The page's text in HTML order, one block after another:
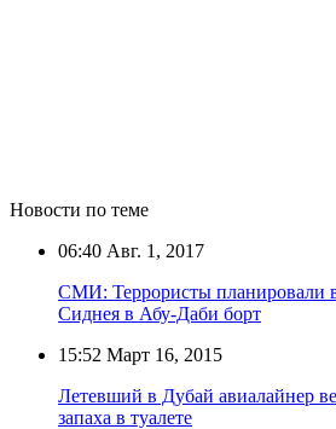
Новости по теме
06:40 Авг. 1, 2017
СМИ: Террористы планировали
Сиднея в Абу-Даби борт
15:52 Март 16, 2015
Летевший в Дубай авиалайнер
запаха в туалете